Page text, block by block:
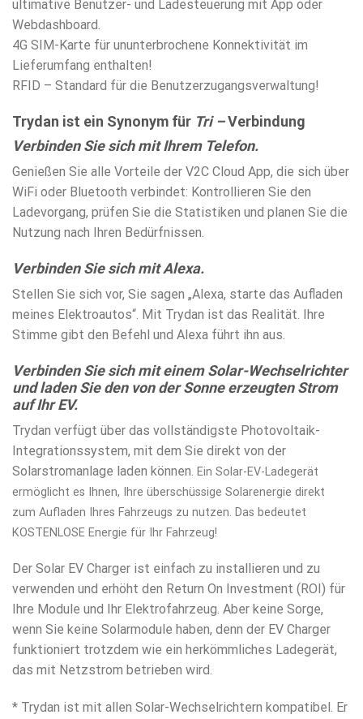
ultimative Benutzer- und Ladesteuerung mit App oder
Webdashboard.
4G SIM-Karte für ununterbrochene Konnektivität im
Lieferumfang enthalten!
RFID – Standard für die Benutzerzugangsverwaltung!
Trydan ist ein Synonym für Tri –Verbindung
Verbinden Sie sich mit Ihrem Telefon.
Genießen Sie alle Vorteile der V2C Cloud App, die sich über
WiFi oder Bluetooth verbindet: Kontrollieren Sie den
Ladevorgang, prüfen Sie die Statistiken und planen Sie die
Nutzung nach Ihren Bedürfnissen.
Verbinden Sie sich mit Alexa.
Stellen Sie sich vor, Sie sagen „Alexa, starte das Aufladen
meines Elektroautos“. Mit Trydan ist das Realität. Ihre
Stimme gibt den Befehl und Alexa führt ihn aus.
Verbinden Sie sich mit einem Solar-Wechselrichter
und laden Sie den von der Sonne erzeugten Strom
auf Ihr EV.
Trydan verfügt über das vollständigste Photovoltaik-
Integrationssystem, mit dem Sie direkt von der
Solarstromanlage laden können. Ein Solar-EV-Ladegerät
ermöglicht es Ihnen, Ihre überschüssige Solarenergie direkt
zum Aufladen Ihres Fahrzeugs zu nutzen. Das bedeutet
KOSTENLOSE Energie für Ihr Fahrzeug!
Der Solar EV Charger ist einfach zu installieren und zu
verwenden und erhöht den Return On Investment (ROI) für
Ihre Module und Ihr Elektrofahrzeug. Aber keine Sorge,
wenn Sie keine Solarmodule haben, denn der EV Charger
funktioniert trotzdem wie ein herkömmliches Ladegerät,
das mit Netzstrom betrieben wird.
* Trydan ist mit allen Solar-Wechselrichtern kompatibel. Er